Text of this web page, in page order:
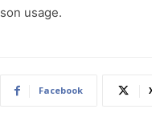
son usage.
Facebook